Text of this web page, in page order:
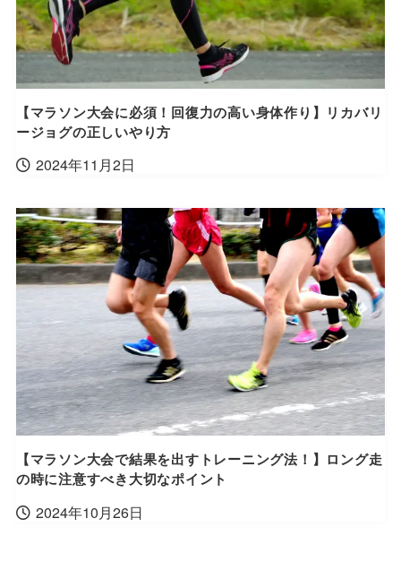
【マラソン大会に必須！回復力の高い身体作り】リカバリ
ージョグの正しいやり方
2024年11月2日
【マラソン大会で結果を出すトレーニング法！】ロング走
の時に注意すべき大切なポイント
2024年10月26日